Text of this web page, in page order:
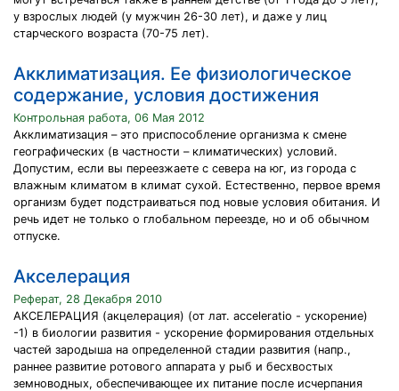
у взрослых людей (у мужчин 26-30 лет), и даже у лиц
старческого возраста (70-75 лет).
Акклиматизация. Ее физиологическое
содержание, условия достижения
Контрольная работа, 06 Мая 2012
Акклиматизация – это приспособление организма к смене
географических (в частности – климатических) условий.
Допустим, если вы переезжаете с севера на юг, из города с
влажным климатом в климат сухой. Естественно, первое время
организм будет подстраиваться под новые условия обитания. И
речь идет не только о глобальном переезде, но и об обычном
отпуске.
Акселерация
Реферат, 28 Декабря 2010
АКСЕЛЕРАЦИЯ (акцелерация) (от лат. acceleratio - ускорение)
-1) в биологии развития - ускорение формирования отдельных
частей зародыша на определенной стадии развития (напр.,
раннее развитие ротового аппарата у рыб и бесхвостых
земноводных, обеспечивающее их питание после исчерпания